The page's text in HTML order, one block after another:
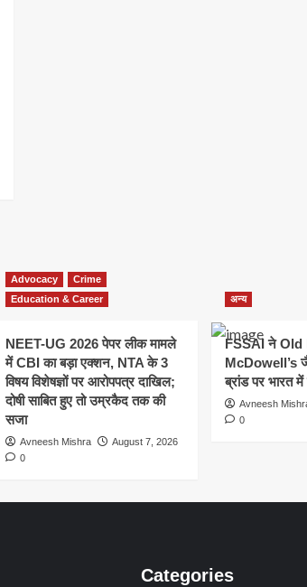
Advocacy
Crime
Education & Career
NEET-UG 2026 पेपर लीक मामले
में CBI का बड़ा एक्शन, NTA के 3
विषय विशेषज्ञों पर आरोपपत्र दाखिल;
दोषी साबित हुए तो उम्रकैद तक की
सजा
Avneesh Mishra
August 7, 2026
0
अन्य
FSSAI ने
McDowell’s
ब्रांड पर भारत में
Avneesh
0
Categories